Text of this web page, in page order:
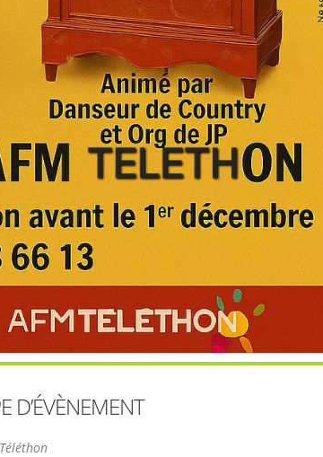
D’ÉVÈNEMENT
Téléthon